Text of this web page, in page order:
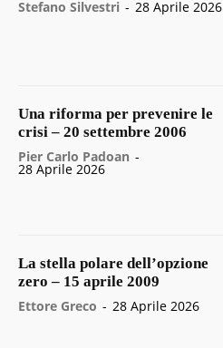
Stefano Silvestri - 28 Aprile 2026
Una riforma per prevenire le
crisi – 20 settembre 2006
Pier Carlo Padoan -
28 Aprile 2026
La stella polare dell’opzione
zero – 15 aprile 2009
Ettore Greco - 28 Aprile 2026